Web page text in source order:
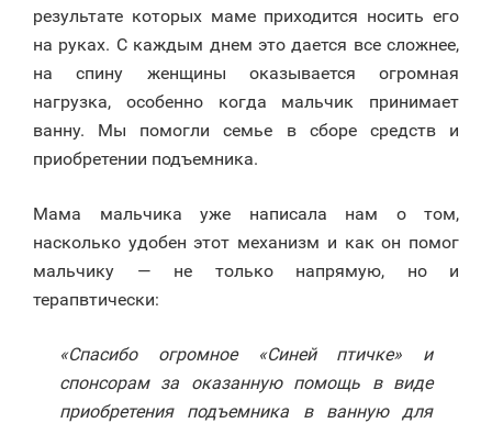
результате которых маме приходится носить его
на руках. С каждым днем это дается все сложнее,
на спину женщины оказывается огромная
нагрузка, особенно когда мальчик принимает
ванну. Мы помогли семье в сборе средств и
приобретении подъемника.
Мама мальчика уже написала нам о том,
насколько удобен этот механизм и как он помог
мальчику — не только напрямую, но и
терапвтически:
«Спасибо огромное «Синей птичке» и
спонсорам за оказанную помощь в виде
приобретения подъемника в ванную для